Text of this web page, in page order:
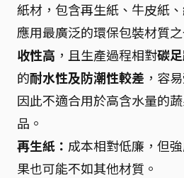
紙材，包含再生紙、牛皮紙
應用最廣泛的環保包裝材質
收性高 ，且生產過程相對碳
的耐水性及防潮性較差 ，容
因此不適合用於高含水量的
品。
再生紙： 成本相對低廉，但
果也可能不如其他材質。